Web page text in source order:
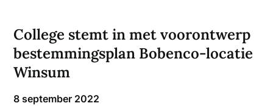
College stemt in met voorontwerp
bestemmingsplan Bobenco-locatie
Winsum
8 september 2022